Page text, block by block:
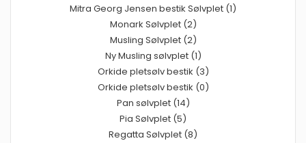
Mitra Georg Jensen bestik Sølvplet (1)
Monark Sølvplet (2)
Musling Sølvplet (2)
Ny Musling sølvplet (1)
Orkide pletsølv bestik (3)
Orkide pletsølv bestik (0)
Pan sølvplet (14)
Pia Sølvplet (5)
Regatta Sølvplet (8)